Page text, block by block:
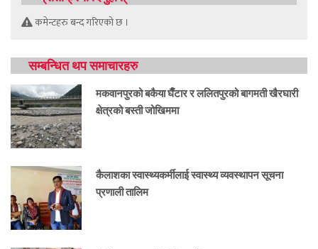
कमेन्टहरु बन्द गरिएको छ ।
सम्बन्धित थप समाचारहरु
मकवानपुरको बकैया घैँटार र ललितपुरको बागमती खैरघारी
क्षेत्रको बस्ती जोखिममा
कैलाशका स्वास्थ्यकर्मीलाई स्वास्थ्य व्यवस्थापन सूचना
प्रणाली तालिम